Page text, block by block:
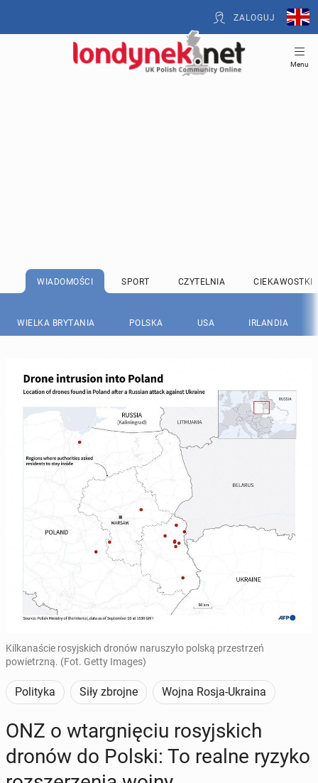
ZALOGUJ
Menu
WIADOMOŚCI SPORT CZYTELNIA CIEKAWOSTKI
WIELKA BRYTANIA POLSKA USA IRLANDIA
Kilkanaście rosyjskich dronów naruszyło polską przestrzeń
powietrzną. (Fot. Getty Images)
Polityka Siły zbrojne Wojna Rosja-Ukraina
ONZ o wtar­gnię­ciu ro­syj­skich
dronów do Polski: To realne ryzyko